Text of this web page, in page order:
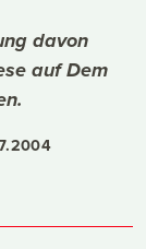
davon
auf Dem